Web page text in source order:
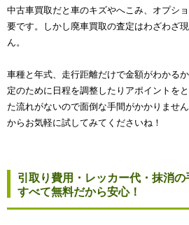
中古車買取だと車のキズやへこみ、オプシ
要です。しかし廃車買取の査定はわざわざ
ん。
車種と年式、走行距離だけで金額がわかる
定のために日程を調整したりアポイントを
た流れがないので面倒な手間がかかりませ
からお気軽に試してみてくださいね！
引取り費用・レッカー代・抹消
すべて無料だから安心！